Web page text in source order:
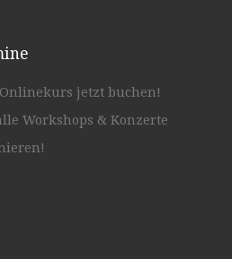
jetzt buchen!
Workshops & Konzerte